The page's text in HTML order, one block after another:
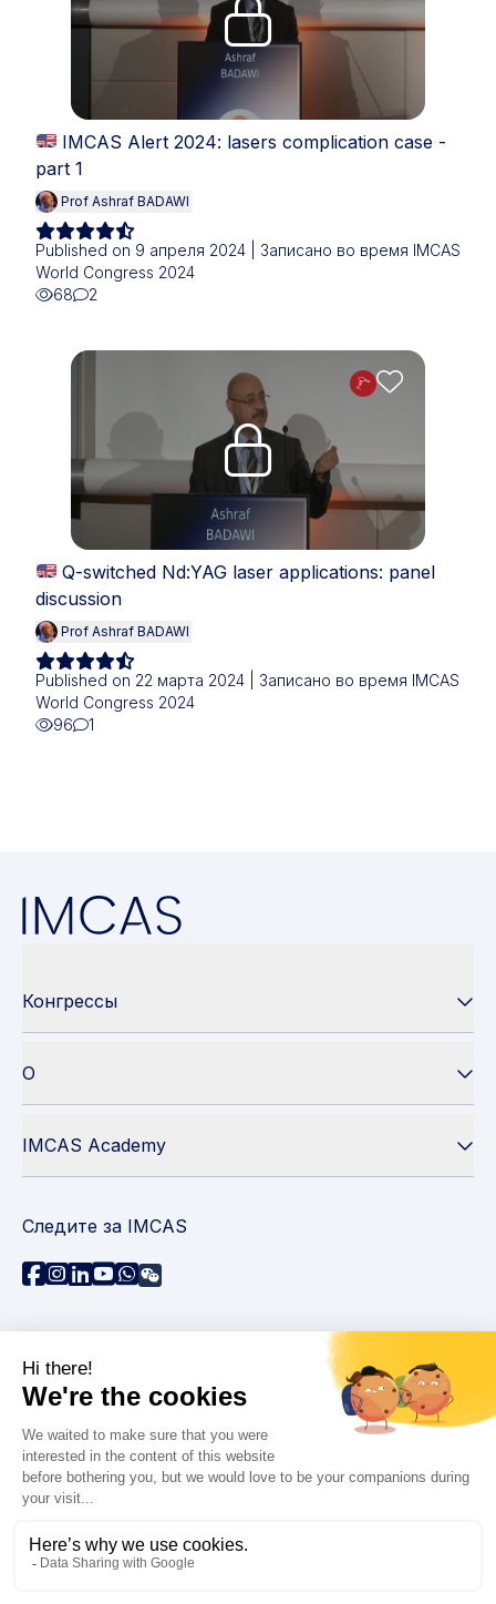
Upgrade needed
IMCAS Alert 2024: lasers complication case -
part 1
Prof Ashraf BADAWI
Published on 9 апреля 2024 | Записано во время IMCAS
World Congress 2024
68
2
Upgrade needed
Q-switched Nd:YAG laser applications: panel
discussion
Prof Ashraf BADAWI
Published on 22 марта 2024 | Записано во время IMCAS
World Congress 2024
96
1
Конгрессы
О
IMCAS Academy
Следите за IMCAS
Связаться с нами
Часто задаваемые вопросы
Политика конфиденциальности